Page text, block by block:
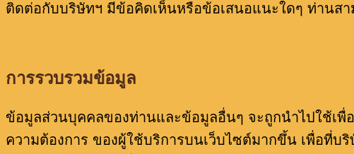
ติดต่อกับบริษัทฯ มีข้อคิดเห็นหรือข้อเสนอแนะใดๆ ท่านส
การรวบรวมข้อมูล
ข้อมูลส่วนบุคคลของท่านและข้อมูลอื่นๆ จะถูกนำไปใช้เพื่
ความต้องการ ของผู้ใช้บริการบนเว็บไซต์มากขึ้น เพื่อที่บ